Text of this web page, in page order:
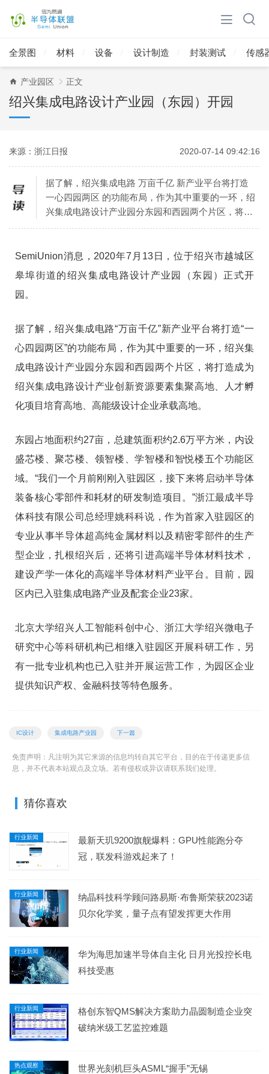
全景图 材料 设备 设计制造 封装测试 传感
产业园区 正文
绍兴集成电路设计产业园（东园）开园
来源：浙江日报 2020-07-14 09:42:16
据了解，绍兴集成电路 万亩千亿 新产业平台将打造
一心四园两区 的功能布局，作为其中重要的一环，绍
兴集成电路设计产业园分东园和西园两个片区，将打
造成为绍兴集成电路设计产
SemiUnion消息，2020年7月13日，位于绍兴市越城区
皋埠街道的绍兴集成电路设计产业园（东园）正式开
园。
据了解，绍兴集成电路“万亩千亿”新产业平台将打造“一
心四园两区”的功能布局，作为其中重要的一环，绍兴集
成电路设计产业园分东园和西园两个片区，将打造成为
绍兴集成电路设计产业创新资源要素集聚高地、人才孵
化项目培育高地、高能级设计企业承载高地。
东园占地面积约27亩，总建筑面积约2.6万平方米，内设
盛芯楼、聚芯楼、领智楼、学智楼和智悦楼五个功能区
域。“我们一个月前刚刚入驻园区，接下来将启动半导体
装备核心零部件和耗材的研发制造项目。”浙江最成半导
体科技有限公司总经理姚科科说，作为首家入驻园区的
专业从事半导体超高纯金属材料以及精密零部件的生产
型企业，扎根绍兴后，还将引进高端半导体材料技术，
建设产学一体化的高端半导体材料产业平台。目前，园
区内已入驻集成电路产业及配套企业23家。
北京大学绍兴人工智能科创中心、浙江大学绍兴微电子
研究中心等科研机构已相继入驻园区开展科研工作，另
有一批专业机构也已入驻并开展运营工作，为园区企业
提供知识产权、金融科技等特色服务。
IC设计 集成电路产业园 下一篇
免责声明：凡注明为其它来源的信息均转自其它平台，目的在于传递更多信
息，并不代表本站观点及立场。若有侵权或异议请联系我们处理。
猜你喜欢
行业新闻
最新天玑9200旗舰爆料：GPU性能跑分夺
冠，联发科游戏起来了！
行业新闻
纳晶科技科学顾问路易斯·布鲁斯荣获2023诺
贝尔化学奖，量子点有望发挥更大作用
行业新闻
华为海思加速半导体自主化 日月光投控长电
科技受惠
行业新闻
格创东智QMS解决方案助力晶圆制造企业突
破纳米级工艺监控难题
热点观察 世界光刻机巨头ASML“握手”无锡